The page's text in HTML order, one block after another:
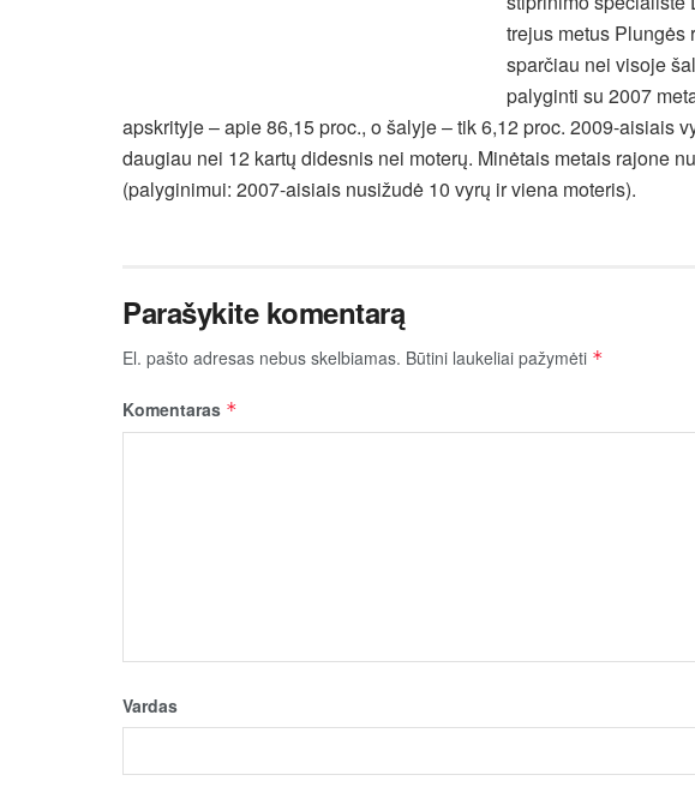
trejus metus
sparčiau nei visoje
palyginti su 2007
apskrityje – apie 86,15 proc., o šalyje – tik 6,12 proc. 2009-aisiais
daugiau nei 12 kartų didesnis nei moterų. Minėtais metais rajone
(palyginimui: 2007-aisiais nusižudė 10 vyrų ir viena moteris).
Parašykite komentarą
El. pašto adresas nebus skelbiamas. Būtini laukeliai pažymėti *
Komentaras *
Vardas